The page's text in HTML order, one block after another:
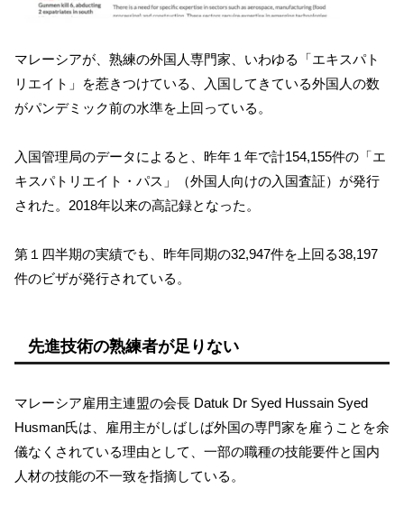
マレーシアが、熟練の外国人専門家、いわゆる「エキスパト
リエイト」を惹きつけている、入国してきている外国人の数
がパンデミック前の水準を上回っている。
入国管理局のデータによると、昨年１年で計154,155件の「エ
キスパトリエイト・パス」（外国人向けの入国査証）が発行
された。2018年以来の高記録となった。
第１四半期の実績でも、昨年同期の32,947件を上回る38,197
件のビザが発行されている。
先進技術の熟練者が足りない
マレーシア雇用主連盟の会長 Datuk Dr Syed Hussain Syed
Husman氏は、雇用主がしばしば外国の専門家を雇うことを余
儀なくされている理由として、一部の職種の技能要件と国内
人材の技能の不一致を指摘している。